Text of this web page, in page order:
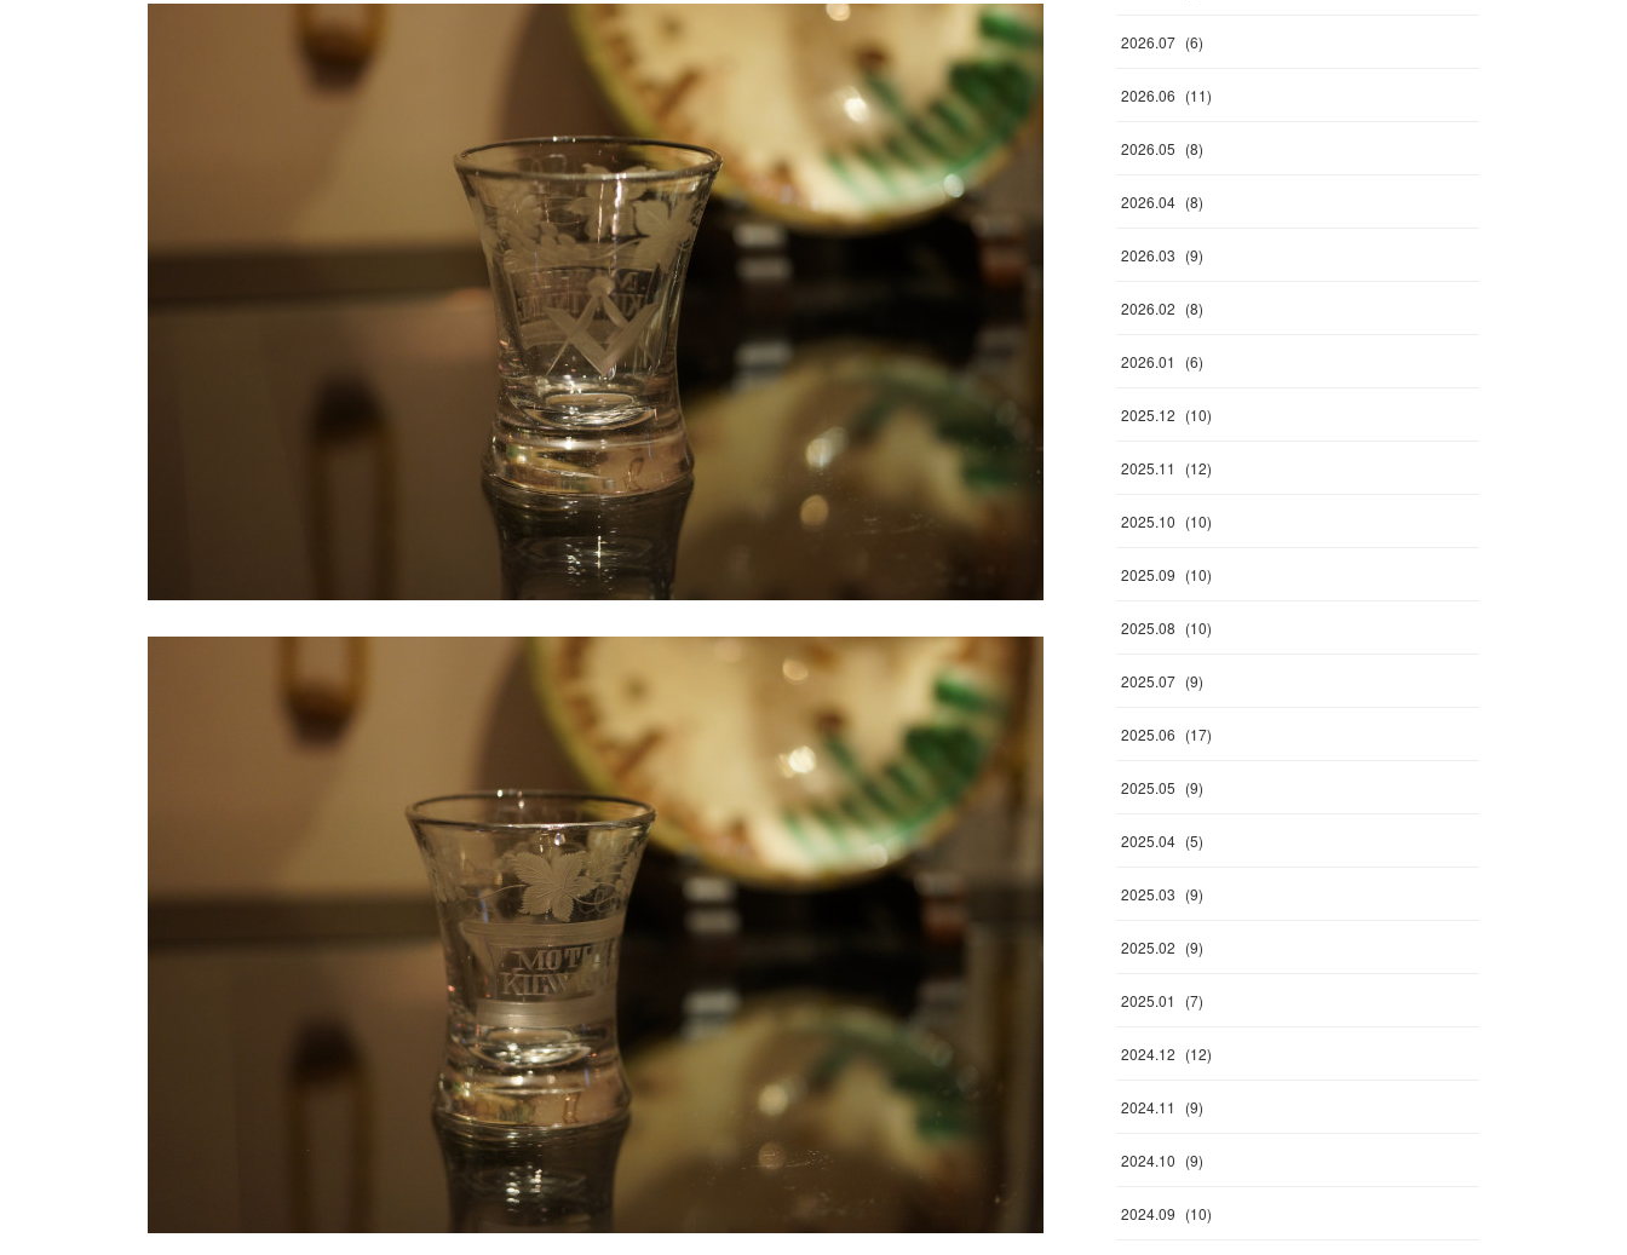
2026.07 (6)
2026.06 (11)
2026.05 (8)
2026.04 (8)
2026.03 (9)
2026.02 (8)
2026.01 (6)
2025.12 (10)
2025.11 (12)
2025.10 (10)
2025.09 (10)
2025.08 (10)
2025.07 (9)
2025.06 (17)
2025.05 (9)
2025.04 (5)
2025.03 (9)
2025.02 (9)
2025.01 (7)
2024.12 (12)
2024.11 (9)
2024.10 (9)
2024.09 (10)